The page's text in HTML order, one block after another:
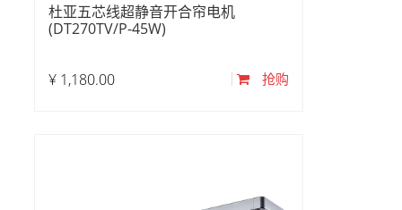
杜亚五芯线超静音开合帘电机
(DT270TV/P-45W)
¥ 1,180.00 抢购